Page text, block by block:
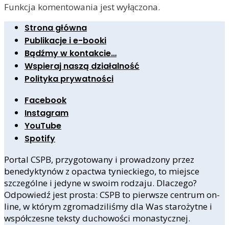
Funkcja komentowania jest wyłączona.
Strona główna
Publikacje i e-booki
Bądźmy w kontakcie…
Wspieraj naszą działalność
Polityka prywatności
Facebook
Instagram
YouTube
Spotify
Portal CSPB, przygotowany i prowadzony przez
benedyktynów z opactwa tynieckiego, to miejsce
szczególne i jedyne w swoim rodzaju. Dlaczego?
Odpowiedź jest prosta: CSPB to pierwsze centrum on-
line, w którym zgromadziliśmy dla Was starożytne i
współczesne teksty duchowości monastycznej.